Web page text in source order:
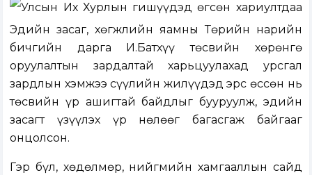
Улсын Их Хурлын гишүүдэд өгсөн хариултдаа
Эдийн засаг, хөгжлийн яамны Төрийн нарийн
бичгийн дарга И.Батхүү төсвийн хөрөнгө
оруулалтын зардалтай харьцуулахад урсгал
зардлын хэмжээ сүүлийн жилүүдэд эрс өссөн нь
төсвийн үр ашигтай байдлыг бууруулж, эдийн
засагт үзүүлэх үр нөлөөг багасгаж байгааг
онцолсон.
Гэр бүл, хөдөлмөр, нийгмийн хамгааллын сайд